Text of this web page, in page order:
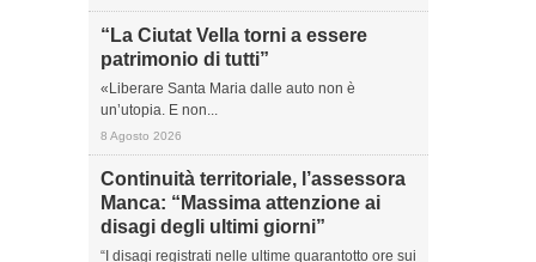
“La Ciutat Vella torni a essere
patrimonio di tutti”
«Liberare Santa Maria dalle auto non è
un’utopia. E non...
8 Agosto 2026
Continuità territoriale, l’assessora
Manca: “Massima attenzione ai
disagi degli ultimi giorni”
“I disagi registrati nelle ultime quarantotto ore sui